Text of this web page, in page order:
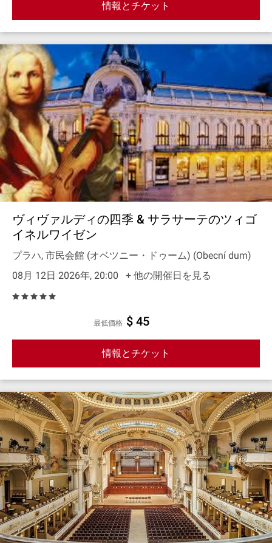
情報とチケット
ヴィヴァルディの四季 & サラサーテのツィゴ
イネルワイゼン
プラハ, 市民会館 (オベツニー・ドゥーム) (Obecní dum)
08月 12日 2026年, 20:00
+ 他の開催日を見る
最低価格 $ 45
情報とチケット